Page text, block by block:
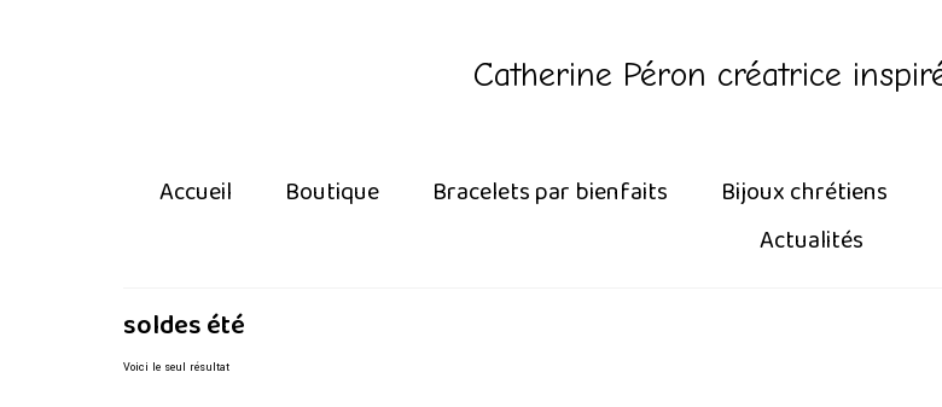
Catherine Péron créatrice
Accueil Boutique Bracelets par bienfaits Bijoux chrétiens
Actualités
soldes été
Voici le seul résultat